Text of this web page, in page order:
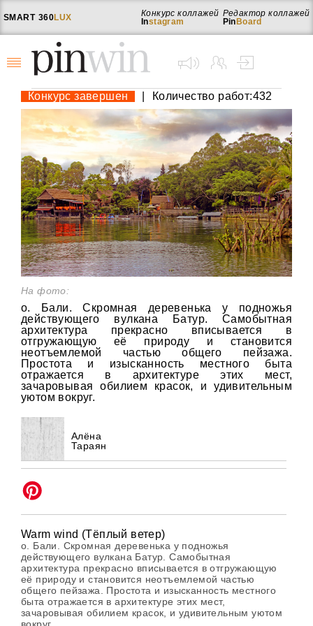
SMART 360LUX
Редактор коллажей
Pin Board
Конкурс коллажей
Instagram
Конкурс завершен Количество работ:432
На фото:
о. Бали. Скромная деревенька у подножья
действующего вулкана Батур. Самобытная
архитектура прекрасно вписывается в
отгружающую её природу и становится
неотъемлемой частью общего пейзажа.
Простота и изысканность местного быта
отражается в архитектуре этих мест,
зачаровывая обилием красок, и удивительным
уютом вокруг.
Алёна
Тараян
Warm wind (Тёплый ветер)
о. Бали. Скромная деревенька у подножья
действующего вулкана Батур. Самобытная
архитектура прекрасно вписывается в отгружающую
её природу и становится неотъемлемой частью
общего пейзажа. Простота и изысканность местного
быта отражается в архитектуре этих мест,
зачаровывая обилием красок, и удивительным уютом